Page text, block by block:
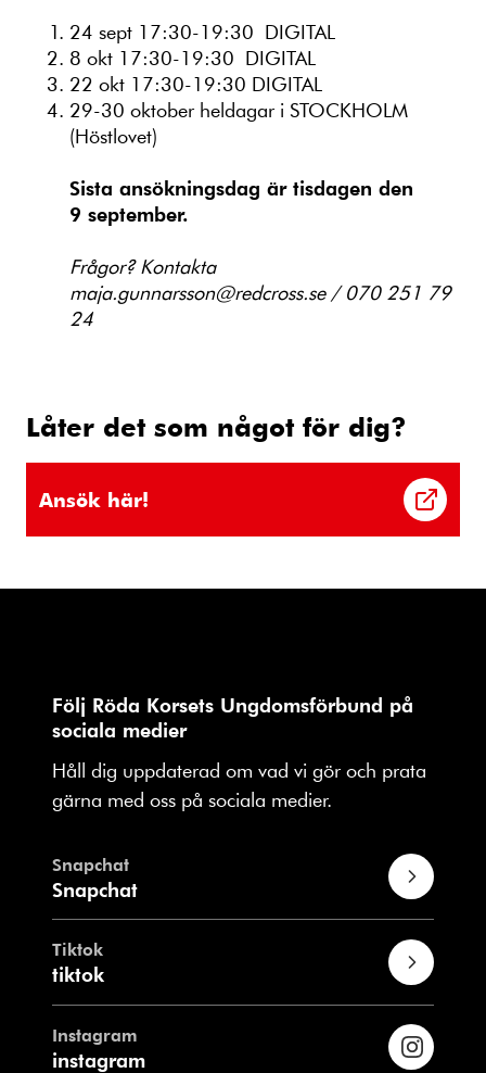
24 sept 17:30-19:30 DIGITAL
8 okt 17:30-19:30 DIGITAL
22 okt 17:30-19:30 DIGITAL
29-30 oktober heldagar i STOCKHOLM
(Höstlovet)
Sista ansökningsdag är tisdagen den
9 september.
Frågor? Kontakta
maja.gunnarsson@redcross.se / 070 251 79
24
Låter det som något för dig?
Ansök här!
Följ Röda Korsets Ungdomsförbund på
sociala medier
Håll dig uppdaterad om vad vi gör och prata
gärna med oss på sociala medier.
Snapchat
Snapchat
Tiktok
tiktok
Instagram
instagram